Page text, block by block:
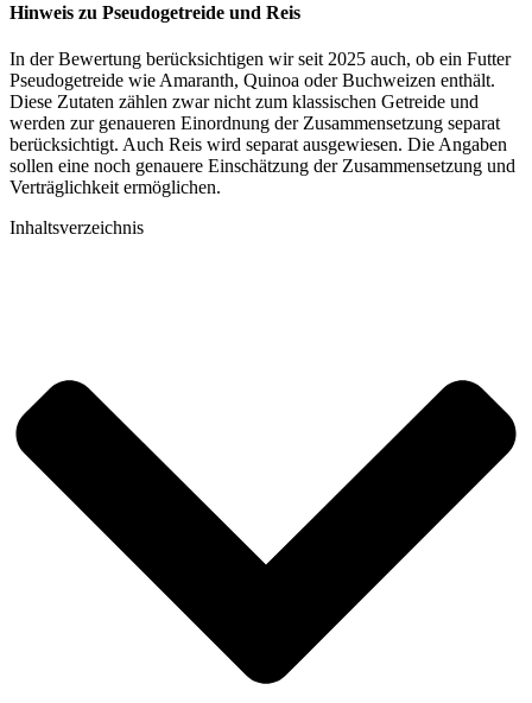
Hinweis zu Pseudogetreide und Reis
In der Bewertung berücksichtigen wir seit 2025 auch, ob ein Futter
Pseudogetreide wie Amaranth, Quinoa oder Buchweizen enthält.
Diese Zutaten zählen zwar nicht zum klassischen Getreide und
werden zur genaueren Einordnung der Zusammensetzung separat
berücksichtigt. Auch Reis wird separat ausgewiesen. Die Angaben
sollen eine noch genauere Einschätzung der Zusammensetzung und
Verträglichkeit ermöglichen.
Inhaltsverzeichnis​